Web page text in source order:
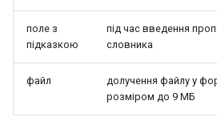
поле з
підказкою
під час введення
словника
файл
долучення файлу у
розміром до 9 МБ